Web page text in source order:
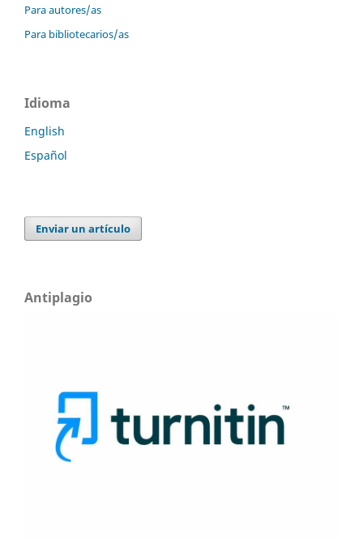
Para autores/as
Para bibliotecarios/as
Idioma
English
Español
Enviar un artículo
Antiplagio